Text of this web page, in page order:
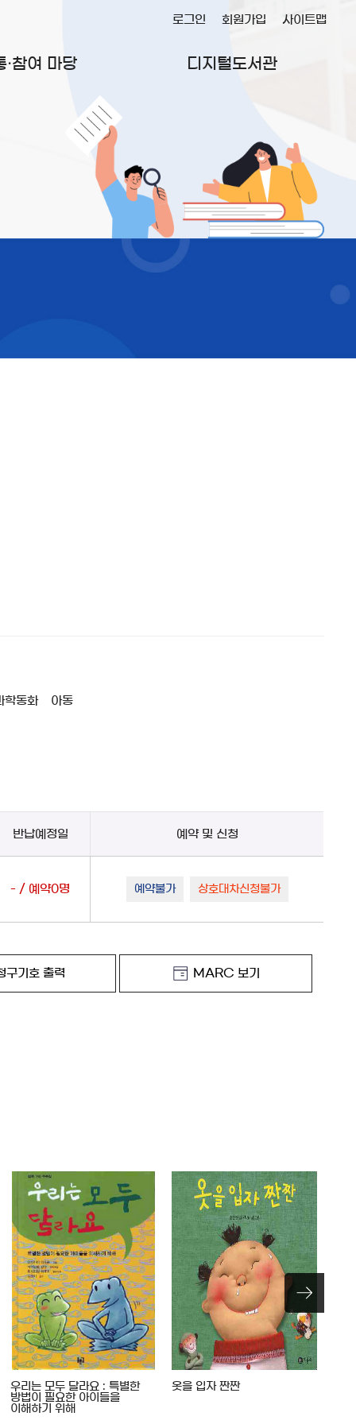
·참여 마당 디지털도서관
로그인 회원가입 사이트맵
학동화 아동
반납예정일 예약 및 신청
- / 예약0명 예약불가 상호대차신청불가
구기호 출력 MARC 보기
우리는 모두 달라요 : 특별한
방법이 필요한 아이들을
이해하기 위해
옷을 입자 짠짠